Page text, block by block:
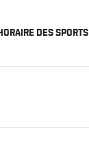
DES SPORTS